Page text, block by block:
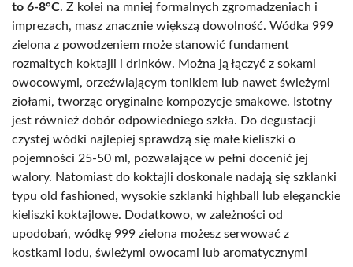
to 6-8°C. Z kolei na mniej formalnych zgromadzeniach i
imprezach, masz znacznie większą dowolność. Wódka 999
zielona z powodzeniem może stanowić fundament
rozmaitych koktajli i drinków. Można ją łączyć z sokami
owocowymi, orzeźwiającym tonikiem lub nawet świeżymi
ziołami, tworząc oryginalne kompozycje smakowe. Istotny
jest również dobór odpowiedniego szkła. Do degustacji
czystej wódki najlepiej sprawdzą się małe kieliszki o
pojemności 25-50 ml, pozwalające w pełni docenić jej
walory. Natomiast do koktajli doskonale nadają się szklanki
typu old fashioned, wysokie szklanki highball lub eleganckie
kieliszki koktajlowe. Dodatkowo, w zależności od
upodobań, wódkę 999 zielona możesz serwować z
kostkami lodu, świeżymi owocami lub aromatycznymi